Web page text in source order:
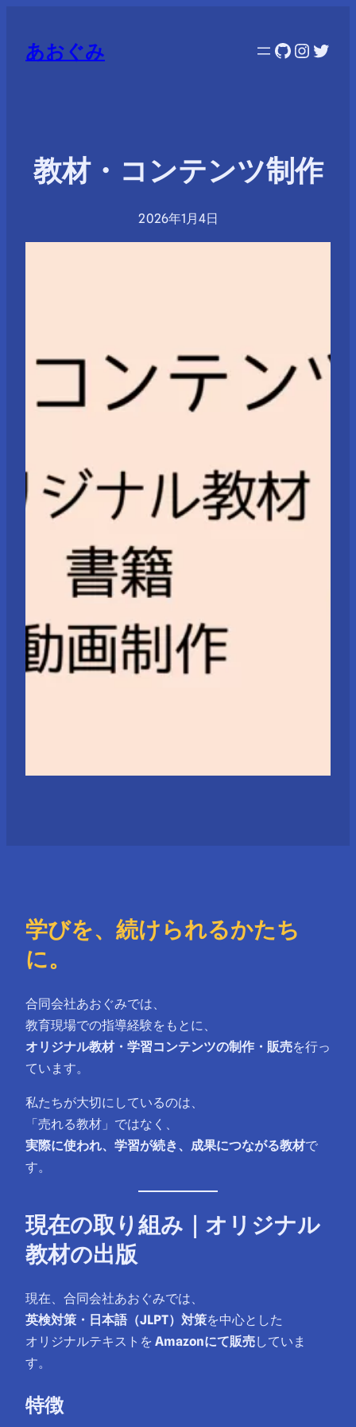
あおぐみ GitHub
教材・コンテンツ制作
2026年1月4日
学びを、続けられるかたち
に。
合同会社あおぐみでは、
教育現場での指導経験をもとに、
オリジナル教材・学習コンテンツの制作・販売を行っ
ています。
私たちが大切にしているのは、
「売れる教材」ではなく、
実際に使われ、学習が続き、成果につながる教材で
す。
現在の取り組み｜オリジナル
教材の出版
現在、合同会社あおぐみでは、
英検対策・日本語（JLPT）対策を中心とした
オリジナルテキストを Amazonにて販売していま
す。
特徴